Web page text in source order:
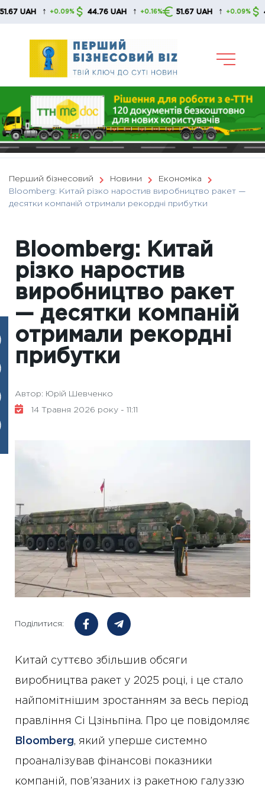
Skip
↑ +0.09% 44.76 UAH ↑ +0.16% 51.67 UAH ↑ +0.09% 44.76
Перший бізнесовий Новини
Економіка
Bloomberg: Китай різко наростив виробництво ракет —
десятки компаній отримали рекордні прибутки
Bloomberg: Китай
різко наростив
виробництво ракет
— десятки компаній
отримали рекордні
прибутки
Автор: Юрій Шевченко
14 Травня 2026 року - 11:11
Поділитися:
Китай суттєво збільшив обсяги
виробництва ракет у 2025 році, і це стало
найпомітнішим зростанням за весь період
правління Сі Цзіньпіна. Про це повідомляє
Bloomberg, який уперше системно
проаналізував фінансові показники
компаній, пов’язаних із ракетною галуззю